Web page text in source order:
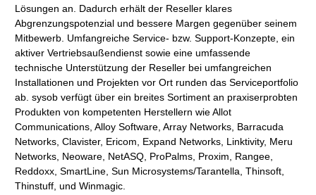
Lösungen an. Dadurch erhält der Reseller klares
Abgrenzungspotenzial und bessere Margen gegenüber seinem
Mitbewerb. Umfangreiche Service- bzw. Support-Konzepte, ein
aktiver Vertriebsaußendienst sowie eine umfassende
technische Unterstützung der Reseller bei umfangreichen
Installationen und Projekten vor Ort runden das Serviceportfolio
ab. sysob verfügt über ein breites Sortiment an praxiserprobten
Produkten von kompetenten Herstellern wie Allot
Communications, Alloy Software, Array Networks, Barracuda
Networks, Clavister, Ericom, Expand Networks, Linktivity, Meru
Networks, Neoware, NetASQ, ProPalms, Proxim, Rangee,
Reddoxx, SmartLine, Sun Microsystems/Tarantella, Thinsoft,
Thinstuff, und Winmagic.